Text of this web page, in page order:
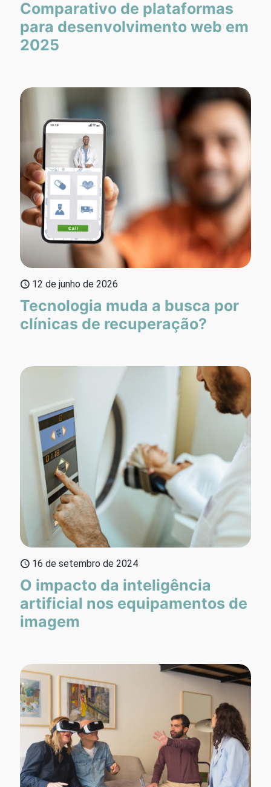
Comparativo de plataformas
para desenvolvimento web em
2025
12 de junho de 2026
Tecnologia muda a busca por
clínicas de recuperação?
16 de setembro de 2024
O impacto da inteligência
artificial nos equipamentos de
imagem